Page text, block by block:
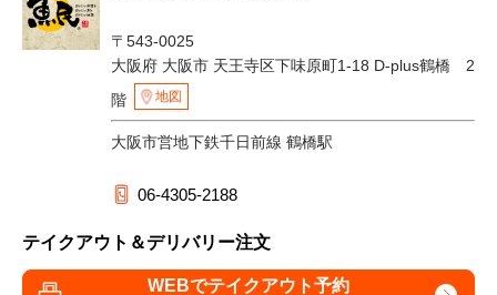
〒543-0025
大阪府 大阪市 天王寺区下味原町1-18 D-plus鶴橋 2
階
地図
大阪市営地下鉄千日前線 鶴橋駅
06-4305-2188
テイクアウト＆デリバリー注文
WEBでテイクアウト予約